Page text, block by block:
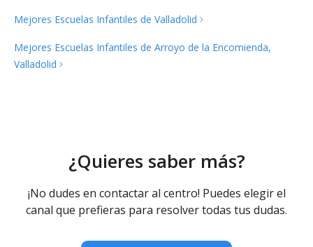
Mejores Escuelas Infantiles de Valladolid
Mejores Escuelas Infantiles de Arroyo de la Encomienda,
Valladolid
¿Quieres saber más?
¡No dudes en contactar al centro! Puedes elegir el
canal que prefieras para resolver todas tus dudas.